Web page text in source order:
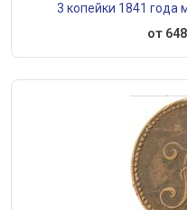
3 копейки 1841 года
от